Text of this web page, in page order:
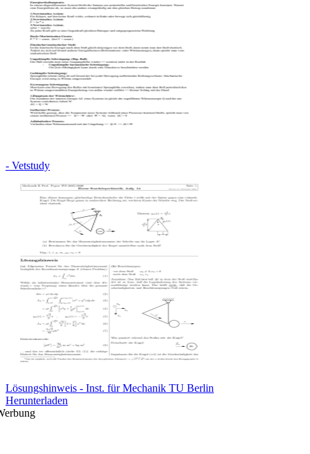
- Vetstudy
Lösungshinweis - Inst. für Mechanik TU Berlin
Herunterladen